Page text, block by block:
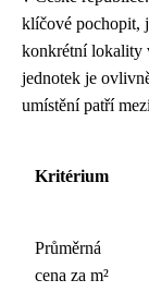
klíčové pochopit,
konkrétní lokality
jednotek je
umístění patří
Kritérium
Průměrná
cena za m²